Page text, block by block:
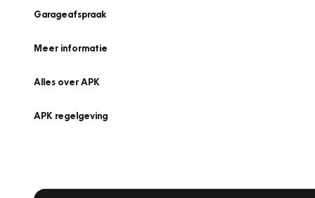
Garageafspraak
Meer informatie
Alles over APK
APK regelgeving